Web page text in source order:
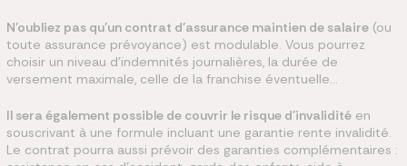
N’oubliez pas qu’un contrat d’assurance maintien de salaire (ou
toute assurance prévoyance) est modulable. Vous pourrez
choisir un niveau d’indemnités journalières, la durée de
versement maximale, celle de la franchise éventuelle…
Il sera également possible de couvrir le risque d’invalidité en
souscrivant à une formule incluant une garantie rente invalidité.
Le contrat pourra aussi prévoir des garanties complémentaires :